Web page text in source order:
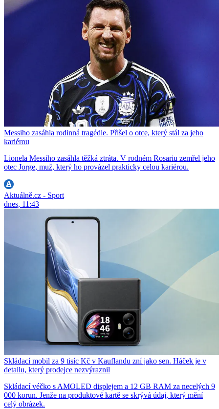
Messiho zasáhla rodinná tragédie. Přišel o otce, který stál za jeho
kariérou
Lionela Messiho zasáhla těžká ztráta. V rodném Rosariu zemřel jeho
otec Jorge, muž, který ho provázel prakticky celou kariérou.
Aktuálně.cz - Sport
dnes, 11:43
Skládací mobil za 9 tisíc Kč v Kauflandu zní jako sen. Háček je v
detailu, který prodejce nezvýraznil
Skládací véčko s AMOLED displejem a 12 GB RAM za necelých 9
000 korun. Jenže na produktové kartě se skrývá údaj, který mění
celý obrázek.